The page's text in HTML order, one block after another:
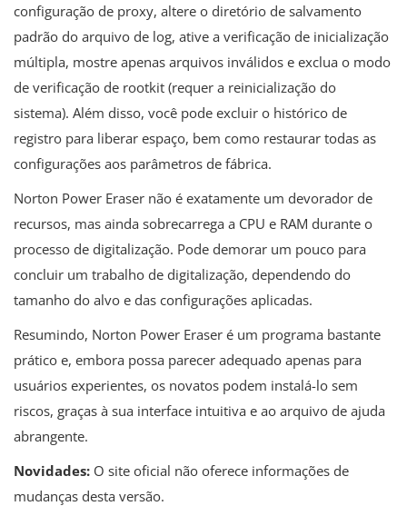
configuração de proxy, altere o diretório de salvamento
padrão do arquivo de log, ative a verificação de inicialização
múltipla, mostre apenas arquivos inválidos e exclua o modo
de verificação de rootkit (requer a reinicialização do
sistema). Além disso, você pode excluir o histórico de
registro para liberar espaço, bem como restaurar todas as
configurações aos parâmetros de fábrica.
Norton Power Eraser não é exatamente um devorador de
recursos, mas ainda sobrecarrega a CPU e RAM durante o
processo de digitalização. Pode demorar um pouco para
concluir um trabalho de digitalização, dependendo do
tamanho do alvo e das configurações aplicadas.
Resumindo, Norton Power Eraser é um programa bastante
prático e, embora possa parecer adequado apenas para
usuários experientes, os novatos podem instalá-lo sem
riscos, graças à sua interface intuitiva e ao arquivo de ajuda
abrangente.
Novidades: O site oficial não oferece informações de
mudanças desta versão.